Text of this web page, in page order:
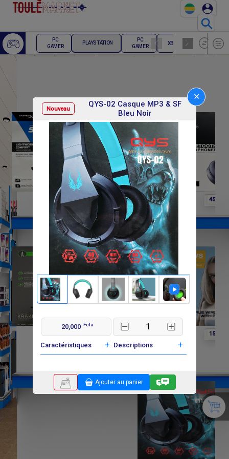
⚲
Nouveau
QYS-02 Casque MP3 & SF
Bleu Noir
✕
20,000 Fcfa
Caractéristiques + Descriptions +
Ajouter au panier
PC
GAMER
PLAYSTATION
PC
GAMER
XBOX
ECRAN
PC
GAMER
35 000F 35 000 45 000
15 000